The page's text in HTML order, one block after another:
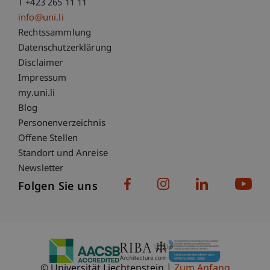
T +423 265 11 11
info@uni.li
Fußzeile Rechtliche Hinweise
Rechtssammlung
Datenschutzerklärung
Disclaimer
Impressum
Fußzeile Subdomain-Verzeichnis
my.uni.li
Blog
Personenverzeichnis
Offene Stellen
Standort und Anreise
Newsletter
Folgen Sie uns